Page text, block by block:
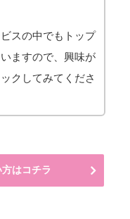
スの中でもトップ
ますので、興味が
クしてみてくださ
はコチラ